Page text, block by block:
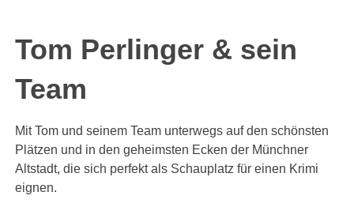
Tom Perlinger & sein
Team
Mit Tom und seinem Team unterwegs auf den schönsten
Plätzen und in den geheimsten Ecken der Münchner
Altstadt, die sich perfekt als Schauplatz für einen Krimi
eignen.